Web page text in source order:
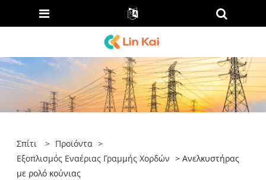
Σπίτι > Προϊόντα >
Εξοπλισμός Εναέριας Γραμμής Χορδών > Ανελκυστήρας
με ρολό κούνιας